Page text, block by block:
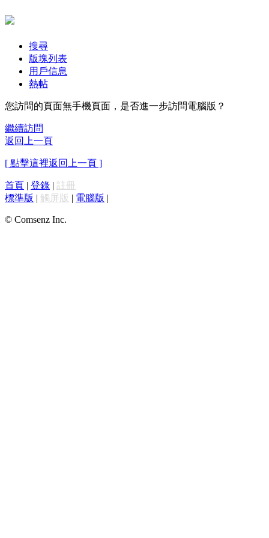
搜尋
版塊列表
用戶信息
熱帖
您訪問的頁面無手機頁面，是否進一步訪問電腦版？
繼續訪問
返回上一頁
[ 點擊這裡返回上一頁 ]
首頁 | 登錄 | 註冊
標準版 | 觸屏版 | 電腦版 |
© Comsenz Inc.